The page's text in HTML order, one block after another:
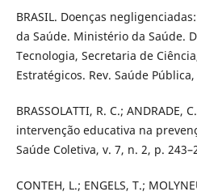
BRASIL. Doenças
da Saúde. Ministério da Saúde.
Tecnologia, Secretaria de
Estratégicos. Rev. Saúde
BRASSOLATTI, R. C.; ANDRADE,
intervenção educativa na
Saúde Coletiva, v. 7, n. 2, p.
CONTEH, L.; ENGELS, T.;